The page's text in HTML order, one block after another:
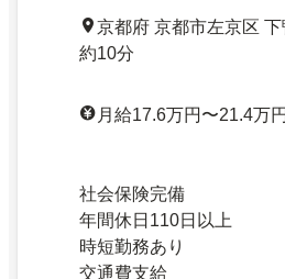
京都府 京都市左京区
約10分
月給17.6万円〜21.4万
社会保険完備
年間休日110日以上
時短勤務あり
交通費支給